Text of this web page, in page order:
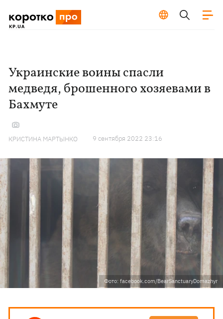
Украинские воины спасли
медведя, брошенного хозяевами в
Бахмуте
КРИСТИНА МАРТЫНКО 9 сентября 2022 23:16
Фото: facebook.com/BearSanctuaryDomazhyr